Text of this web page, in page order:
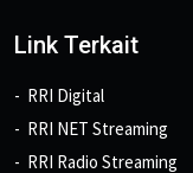
Link Terkait
RRI Digital
RRI NET Streaming
RRI Radio Streaming